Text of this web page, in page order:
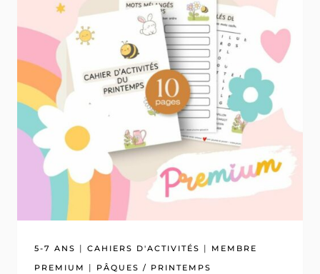
5-7 ANS | CAHIERS D'ACTIVITÉS |
MEMBRE
PREMIUM
| PÂQUES / PRINTEMPS